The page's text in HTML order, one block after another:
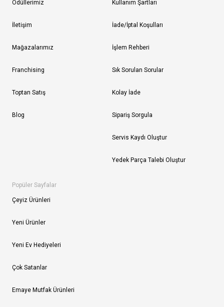
Ödüllerimiz
İletişim
Mağazalarımız
Franchising
Toptan Satış
Blog
Kullanım Şartları
İade/İptal Koşulları
İşlem Rehberi
Sık Sorulan Sorular
Kolay İade
Sipariş Sorgula
Servis Kaydı Oluştur
Yedek Parça Talebi Oluştur
Popüler Sayfalar
Çeyiz Ürünleri
Yeni Ürünler
Yeni Ev Hediyeleri
Çok Satanlar
Emaye Mutfak Ürünleri